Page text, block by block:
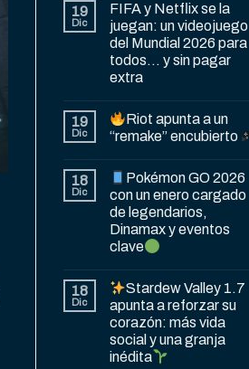
19
Dic
FIFA y Netflix se la
juegan: un videojuego
del Mundial 2026 para
todos… y sin pagar
extra
19
Dic
Riot apunta a un
“remake” encubierto
18
Dic
Pokémon GO 2026
con un enero cargado
de legendarios,
Dinamax y eventos
clave
18
Dic
Stardew Valley 1.7
apunta a reforzar su
corazón: más vida
social y una granja
inédita